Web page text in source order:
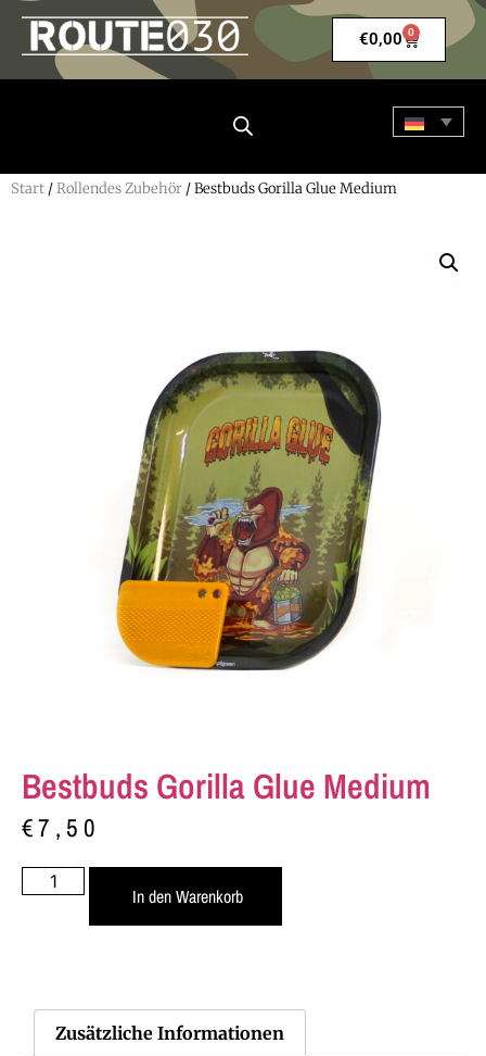
€0,00 0
Start /Rollendes Zubehör / Bestbuds Gorilla Glue Medium
Bestbuds Gorilla Glue Medium
€7,50
In den Warenkorb
Zusätzliche Informationen